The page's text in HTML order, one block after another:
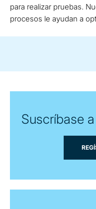
para realizar pruebas.
procesos le ayudan a
Suscríbase